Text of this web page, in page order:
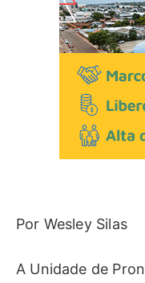
Por Wesley Silas
A Unidade de